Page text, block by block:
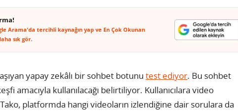
Arama'da tercihli kaynağın yap ve En Çok Okunan
sık gör.
yapay zekâlı bir sohbet botunu test ediyor. Bu sohbet
amacıyla kullanılacağı belirtiliyor. Kullanıcılara video
platformda hangi videoların izlendiğine dair sorulara da